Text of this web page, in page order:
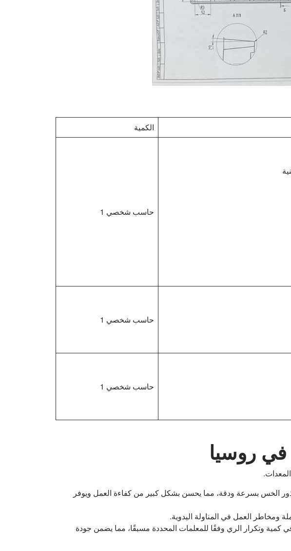
الكمية
حاسب شخصي 1
حاسب شخصي 1
حاسب شخصي 1
في روسيا
الخس بسرعة ودقة، مما يحسن بشكل كبير من كفاءة العمل ويوفر
ومخاطر العمل في المناولة اليدوية.
كمية وتكرار الري وفقًا للمعلمات المحددة مسبقًا، مما يضمن جودة